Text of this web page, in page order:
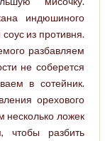
индюшиного
из противня.
разбавляем
не соберется
в сотейник.
орехового
несколько ложек
чтобы разбить